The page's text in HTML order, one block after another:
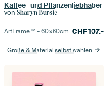
Kaffee- und Pflanzenliebhaber
von Sharyn Bursic
ArtFrame™ –60×60cm CHF107.-
Größe & Material selbst wählen